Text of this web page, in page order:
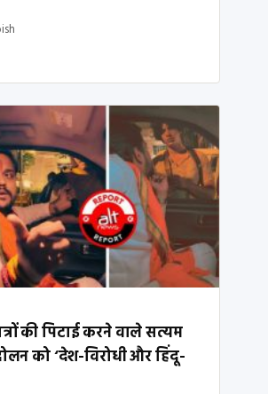
की पिटाई करने वाले सत्यम
को ‘देश-विरोधी और हिंदू-